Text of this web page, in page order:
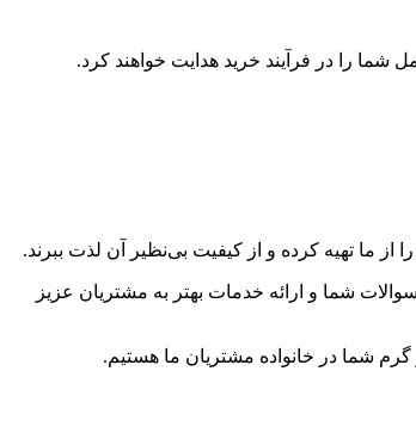
را در فرآیند خرید هدایت خواهند کرد.
ما تهیه کرده و از کیفیت بی‌نظیر آن لذت ببرند.
شما و ارائه خدمات بهتر به مشتریان عزیز
شما در خانواده مشتریان ما هستیم.